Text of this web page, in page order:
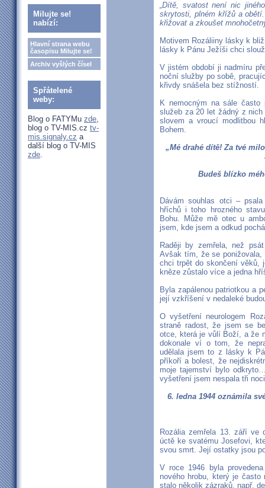
Milujte se!
nabízí:
Hlavní strana webu
časopisu Milujte se!
Archiv vyšlých čísel
Spřátelené
weby:
Blog o FATYMu zde,
blog o TV-MIS.cz tv-
mis.signaly.cz a
další blog o TV-MIS
zde.
„Dítě, svatost není nic
skrytosti, plném křížů a
křižovat a zkoušet
Motivem Rozáliiny lásky k
lásky k Pánu Ježíši chci
V jistém období ji nadmíru
noční služby po sobě,
křivdy snášela bez stížností.
K nemocným na sále často
služeb za 20 let žádný z
slovem a vroucí modlitbou
Bohem.
„Mé drahé dítě! Za tvé
Budeš blízko
Dávám souhlas otci –
hříchů i toho hrozného
Bohu. Může mě otec u
jsem, kde jsem a odkud
Raději by zemřela, než
Avšak tím, že se
chci trpět do skončení věků,
kněze zůstalo více a jedna
Byla zapálenou patriotkou a
její vzkříšení v nedaleké
O vyšetření neurologem
straně radost, že jsem se
otce, která je vůlí Boží, a že
dokonale ví o tom, že
udělala jsem to z lásky k
příkoří a bolest, že
moje tajemství bylo
vyšetření jsem nespala tři
6. ledna 1944 oznámila
Rozália zemřela 13. září ve
úctě ke svatému Josefovi,
svou smrt. Její ostatky jsou
V roce 1946 byla
nového hrobu, který je
stalo několik zázraků, např.